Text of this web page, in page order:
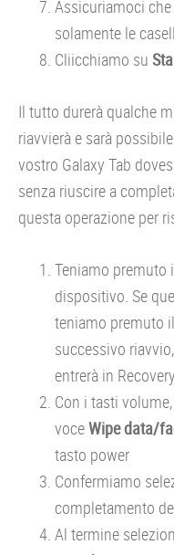
Assicuriamoci
solamente le
Cliicchiamo su
Il tutto durerà qualche
riavvierà e sarà
vostro Galaxy Tab
senza riuscire a
questa operazione per
Teniamo premuto
dispositivo. Se
teniamo premuto
successivo
entrerà in Recovery
Con i tasti
voceWipe data/
tasto power
Confermiamo
completamento
Al termine